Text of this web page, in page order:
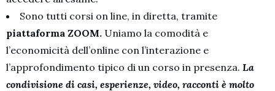
Sono tutti corsi on line, in diretta, tramite
piattaforma ZOOM. Uniamo la comodità e
l’economicità dell’online con l’interazione e
l’approfondimento tipico di un corso in presenza. La
condivisione di casi, esperienze, video, racconti è molto